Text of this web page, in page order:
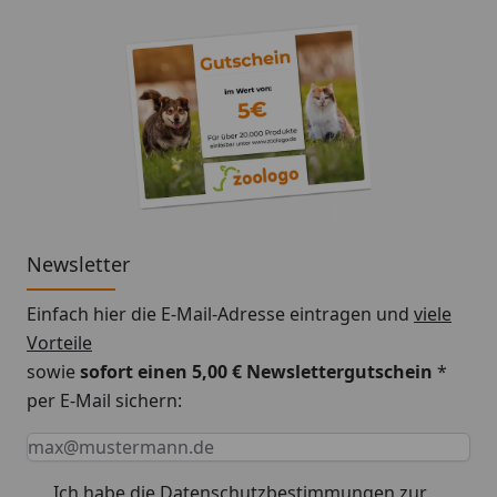
Newsletter
Einfach hier die E-Mail-Adresse eintragen und viele
Vorteile
sowiesofort einen 5,00 € Newslettergutschein *
per E-Mail sichern:
Keine Eingabe erforderlich
Eingabe erforderlich
E-Mail *